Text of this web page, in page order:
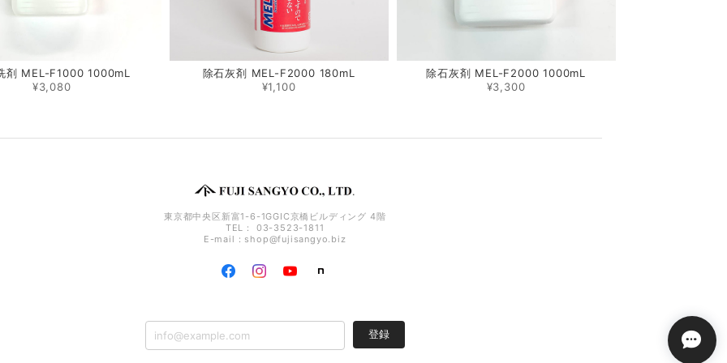
剤 MEL-F1000 1000mL
¥3,080
除石灰剤 MEL-F2000 180mL
¥1,100
除石灰剤 MEL-F2000 1000mL
¥3,300
東京都中央区新富1-6-1GGIC京橋ビルディング 4階
TEL： 03-3523-1811
E-mail： shop@fujisangyo.biz
登録